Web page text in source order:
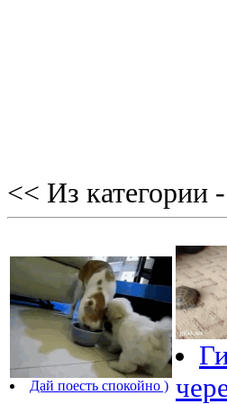
<< Из категории
Дай поесть спокойно )